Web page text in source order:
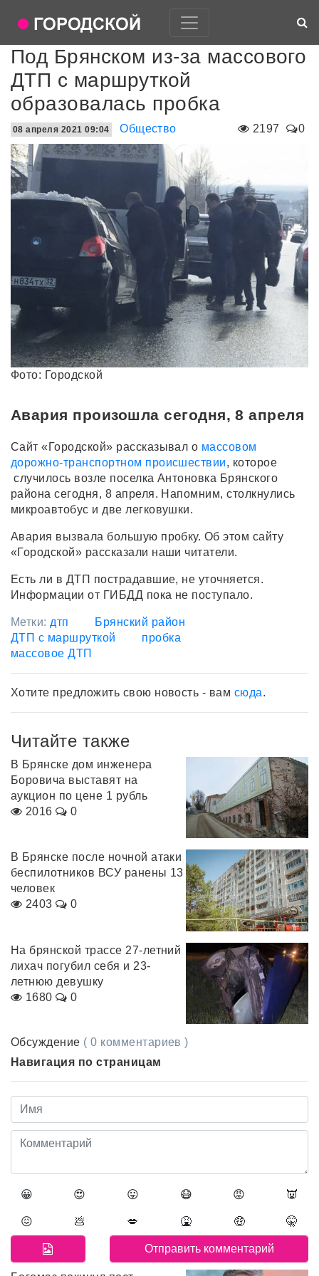
Под Брянском из-за массового
ДТП с маршруткой
образовалась пробка
2197 0
08 апреля 2021 09:04 Общество
Фото: Городской
Авария произошла сегодня, 8 апреля
Сайт «Городской» рассказывал о массовом
дорожно-транспортном происшествии, которое
случилось возле поселка Антоновка Брянского
района сегодня, 8 апреля. Напомним, столкнулись
микроавтобус и две легковушки.
Авария вызвала большую пробку. Об этом сайту
«Городской» рассказали наши читатели.
Есть ли в ДТП пострадавшие, не уточняется.
Информации от ГИБДД пока не поступало.
Метки: дтп
Брянский район
ДТП с маршруткой
пробка
массовое ДТП
Хотите предложить свою новость - вам сюда.
Читайте также
В Брянске дом инженера
Боровича выставят на
аукцион по цене 1 рубль
2016
0
В Брянске после ночной атаки
беспилотников ВСУ ранены 13
человек
2403
0
На брянской трассе 27-летний
лихач погубил себя и 23-
летнюю девушку
1680
0
Обсуждение ( 0 комментариев )
Навигация по страницам
😀 😍 😛 😷 😡 👿
😖 💩 💋 🤮 🤑 🤫